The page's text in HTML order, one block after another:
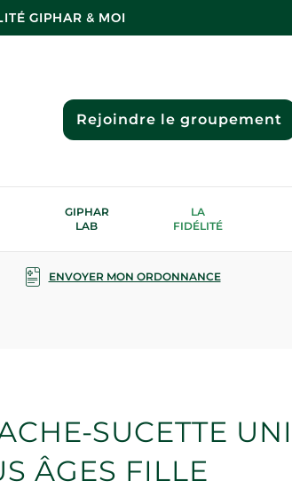
GIPHAR & MOI
Rejoindre le groupement
GIPHAR
LAB
LA
FIDÉLITÉ
ENVOYER MON ORDONNANCE
SUCETTE
ÂGES FILLE